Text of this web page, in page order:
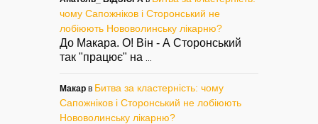
чому Сапожніков і Сторонський не
лобіюють Нововолинську лікарню?
До Макара. О! Він - А Сторонський
так "працює" на
Макар в Битва за кластерність: чому
Сапожніков і Сторонський не лобіюють
Нововолинську лікарню?